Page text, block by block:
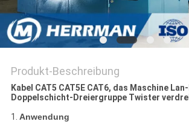
Produkt-Beschreibung
Kabel CAT5 CAT5E CAT6, das Maschine
Doppelschicht-Dreiergruppe Twister
1. Anwendung